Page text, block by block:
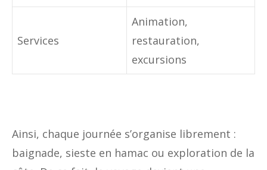
Services
Animation,
restauration,
excursions
Ainsi, chaque journée s’organise librement :
baignade, sieste en hamac ou exploration de la